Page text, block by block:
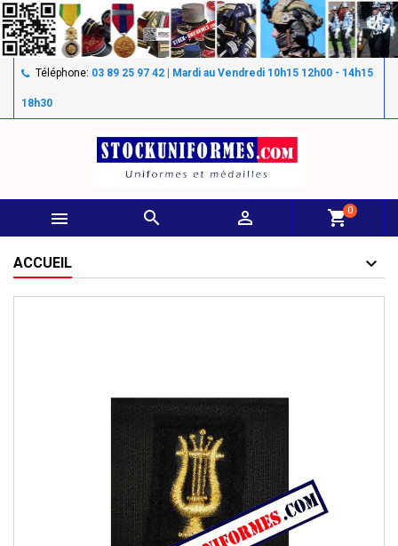
Téléphone: 03 89 25 97 42 | Mardi au Vendredi 10h15 12h00 - 14h15
18h30
   shopping_cart0
ACCUEIL